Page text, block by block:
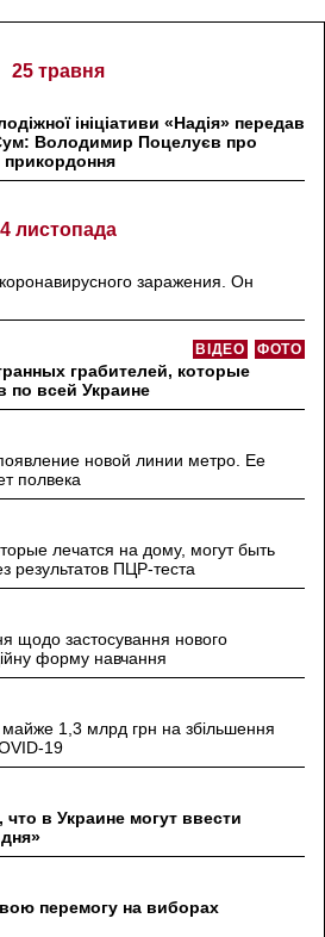
25 травня
ініціативи «Надія» передав
Володимир Поцелуєв про
прикордоння
4 листопада
заражения. Он
ФОТО
ВІДЕО
грабителей, которые
по всей Украине
новой линии метро. Ее
полвека
лечатся на дому, могут быть
результатов ПЦР-теста
щодо застосування нового
форму навчання
майже 1,3 млрд грн на збільшення
19
в Украине могут ввести
перемогу на виборах